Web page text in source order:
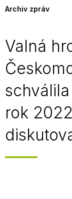
Archiv zpráv
Valná
rok